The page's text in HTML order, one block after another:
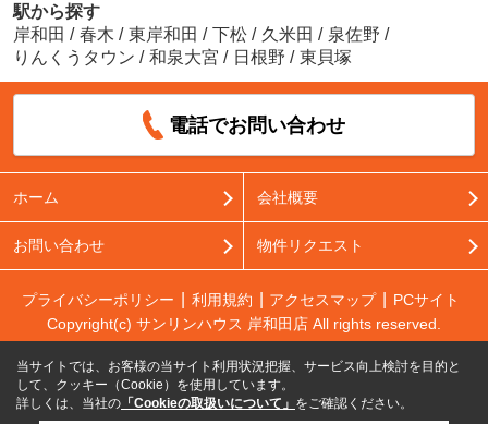
駅から探す
岸和田 / 春木 / 東岸和田 / 下松 / 久米田 / 泉佐野 /
りんくうタウン / 和泉大宮 / 日根野 / 東貝塚
電話でお問い合わせ
ホーム 会社概要
お問い合わせ 物件リクエスト
プライバシーポリシー 利用規約 アクセスマップ
PCサイト
Copyright(c) サンリンハウス 岸和田店 All rights reserved.
当サイトでは、お客様の当サイト利用状況把握、サービス向上検討を目的と
して、クッキー（Cookie）を使用しています。
詳しくは、当社の 「Cookieの取扱いについて」 をご確認ください。